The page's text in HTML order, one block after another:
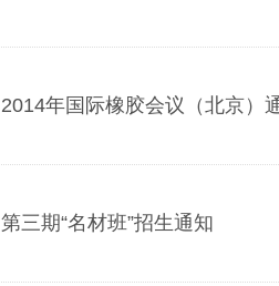
2014年国际橡胶会议（北京）
第三期“名材班”招生通知